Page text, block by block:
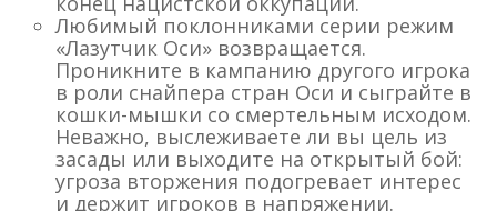
Любимый поклонниками серии режим
«Лазутчик Оси» возвращается.
Проникните в кампанию другого игрока
в роли снайпера стран Оси и сыграйте в
кошки-мышки со смертельным исходом.
Неважно, выслеживаете ли вы цель из
засады или выходите на открытый бой:
угроза вторжения подогревает интерес
и держит игроков в напряжении.